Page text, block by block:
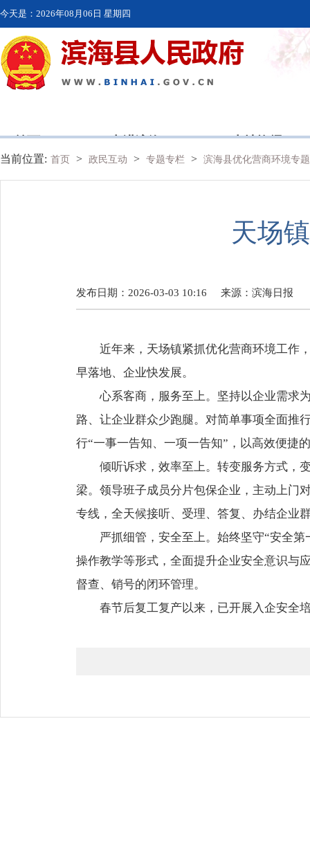
今天是： 2026年08月06日 星期四
首页 走进滨海 本地资讯
当前位置: 首页 > 政民互动 > 专题专栏 > 滨海县优化营商环境专
天场
发布日期：2026-03-03 10:16 来源： 滨海日报
近年来，天场镇紧抓优化营商环境工作
早落地、企业快发展。
心系客商，服务至上。坚持以企业需求
路、让企业群众少跑腿。对简单事项全面推
行“一事一告知、一项一告知”，以高效便捷
倾听诉求，效率至上。转变服务方式，
梁。领导班子成员分片包保企业，主动上门
专线，全天候接听、受理、答复、办结企业
严抓细管，安全至上。始终坚守“安全
操作教学等形式，全面提升企业安全意识与
督查、销号的闭环管理。
春节后复工复产以来，已开展入企安全